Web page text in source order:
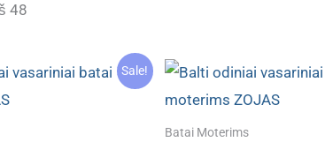
48
Sale!
Batai Moterims